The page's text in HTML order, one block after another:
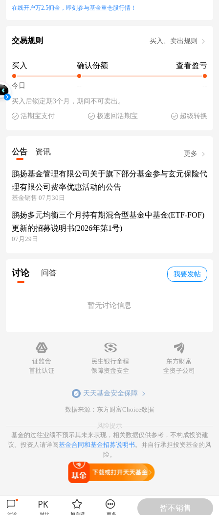
在线开户万2.5佣金，即刻参与基金重仓股行情！
交易规则 买入、卖出规则
买入
今日
确认份额
--
查看盈亏
--
买入后锁定期3个月，期间不可卖出。
活期宝支付
极速回活期宝 超级转换
公告 资讯 更多
鹏扬基金管理有限公司关于旗下部分基金参与玄元保险代
理有限公司费率优惠活动的公告
基金销售 07月30日
鹏扬多元均衡三个月持有期混合型基金中基金(ETF-FOF)
更新的招募说明书(2026年第1号)
07月29日
我要发帖
讨论 问答
暂无讨论信息
天天基金安全保障
数据来源：东方财富Choice数据
风险提示
基金的过往业绩不预示其未来表现，相关数据仅供参考，不构成投资建
议。投资人请详阅基金合同和基金招募说明书。并自行承担投资基金的风
险。
暂不销售
打开天天基金